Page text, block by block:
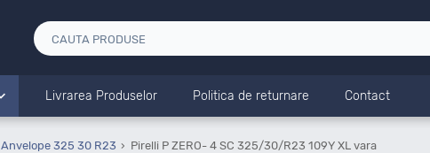
Livrarea Produselor Politica de returnare Contact
Anvelope 325 30 R23 Pirelli P ZERO- 4 SC 325/30/R23 109Y XL vara